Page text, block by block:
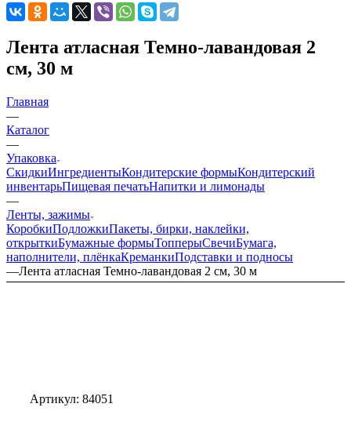
Лента атласная Темно-лавандовая 2
см, 30 м
Главная
—
Каталог
—
Упаковка
СкидкиИнгредиентыКондитерские формыКондитерский
инвентарьПищевая печатьНапитки и лимонады
—
Ленты, зажимы
КоробкиПодложкиПакеты, бирки, наклейки,
открыткиБумажные формыТопперыСвечиБумага,
наполнители, плёнкаКреманкиПодставки и подносы
—Лента атласная Темно-лавандовая 2 см, 30 м
Артикул: 84051